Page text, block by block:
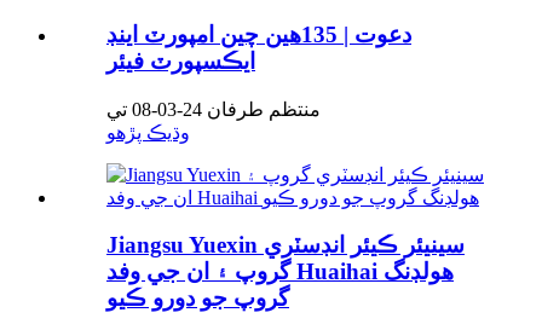
دعوت | 135هين چين امپورٽ اينڊ
ايڪسپورٽ فيئر
منتظم طرفان 24-03-08 تي
وڌيڪ پڙهو
Jiangsu Yuexin سينيئر ڪيئر انڊسٽري
گروپ ۽ ان جي وفد Huaihai هولڊنگ
گروپ جو دورو ڪيو